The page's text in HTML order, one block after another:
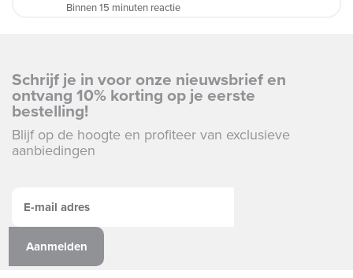
Binnen 15 minuten reactie
Schrijf je in voor onze nieuwsbrief en
ontvang 10% korting op je eerste
bestelling!
Blijf op de hoogte en profiteer van exclusieve
aanbiedingen